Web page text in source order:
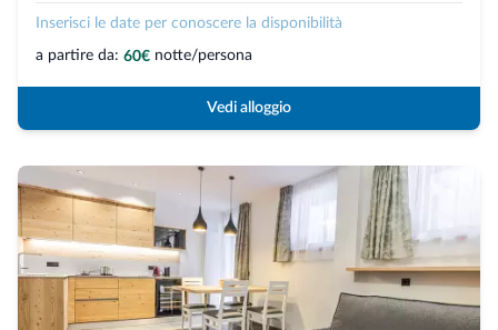
Inserisci le date per conoscere la disponibilità
a partire da: 60€ notte/persona
Vedi alloggio